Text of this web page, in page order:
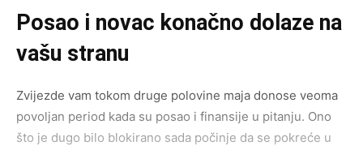
Posao i novac konačno dolaze na
vašu stranu
Zvijezde vam tokom druge polovine maja donose veoma
povoljan period kada su posao i finansije u pitanju. Ono
što je dugo bilo blokirano sada počinje da se pokreće u